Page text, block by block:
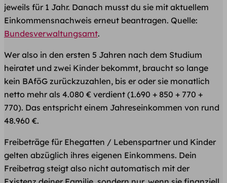
jeweils für 1 Jahr. Danach musst du sie mit aktuellem
Einkommensnachweis erneut beantragen. Quelle:
Bundesverwaltungsamt.
Wer also in den ersten 5 Jahren nach dem Studium
heiratet und zwei Kinder bekommt, braucht so lange
kein BAföG zurückzuzahlen, bis er oder sie monatlich
netto mehr als 4.080 € verdient (1.690 + 850 + 770 +
770). Das entspricht einem Jahreseinkommen von rund
48.960 €.
Freibeträge für Ehegatten / Lebenspartner und Kinder
gelten abzüglich ihres eigenen Einkommens. Dein
Freibetrag steigt also nicht automatisch mit der